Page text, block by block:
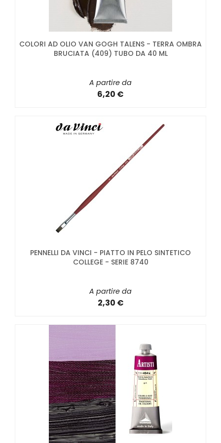
COLORI AD OLIO VAN GOGH TALENS - TERRA OMBRA
BRUCIATA (409) TUBO DA 40 ML
A partire da
6,20 €
PENNELLI DA VINCI - PIATTO IN PELO SINTETICO
COLLEGE - SERIE 8740
A partire da
2,30 €